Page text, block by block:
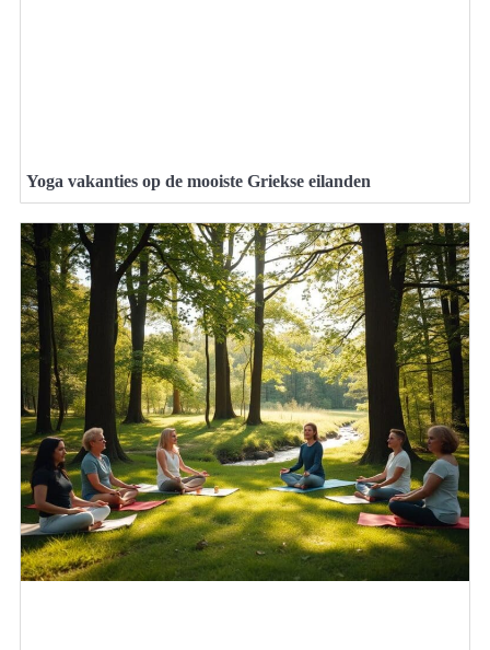
Yoga vakanties op de mooiste Griekse eilanden